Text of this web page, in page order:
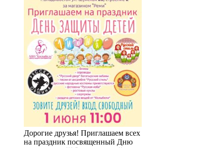
Дорогие друзья! Приглашаем всех
на праздник посвященный Дню